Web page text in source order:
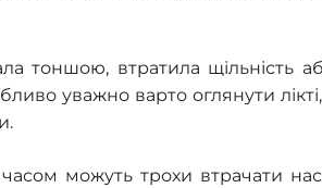
тоншою, втратила щільність
уважно варто оглянути
можуть трохи втрачати